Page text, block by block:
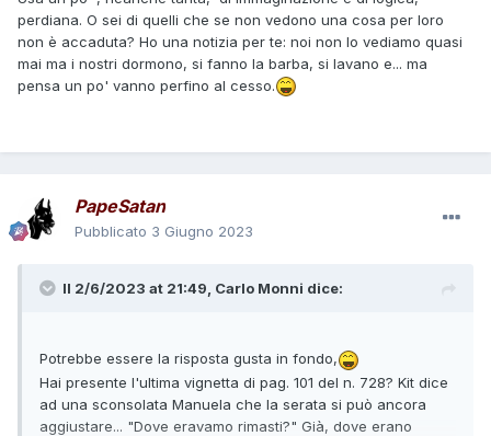
perdiana. O sei di quelli che se non vedono una cosa per loro
non è accaduta? Ho una notizia per te: noi non lo vediamo quasi
mai ma i nostri dormono, si fanno la barba, si lavano e... ma
pensa un po' vanno perfino al cesso.
PapeSatan
Pubblicato 3 Giugno 2023
Il 2/6/2023 at 21:49, Carlo Monni dice:
Potrebbe essere la risposta gusta in fondo,
Hai presente l'ultima vignetta di pag. 101 del n. 728? Kit dice
ad una sconsolata Manuela che la serata si può ancora
aggiustare... "Dove eravamo rimasti?" Già, dove erano